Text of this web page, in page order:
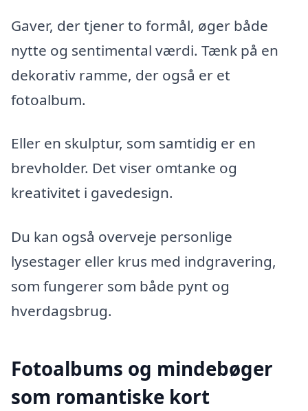
Gaver, der tjener to formål, øger både
nytte og sentimental værdi. Tænk på en
dekorativ ramme, der også er et
fotoalbum.
Eller en skulptur, som samtidig er en
brevholder. Det viser omtanke og
kreativitet i gavedesign.
Du kan også overveje personlige
lysestager eller krus med indgravering,
som fungerer som både pynt og
hverdagsbrug.
Fotoalbums og mindebøger
som romantiske kort